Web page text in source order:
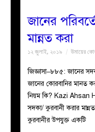
জানের
মান্নত করা
১২ জুলাই, ২০১৯ উমায়ের
জিজ্ঞাসা–৮৮৫: জানের
জানের কোরবানির মানত
নিয়ম কি? Kazi Ahsan
সদকা/ কুরবানী করার
কুরবানীর উপযুক্ত একটি